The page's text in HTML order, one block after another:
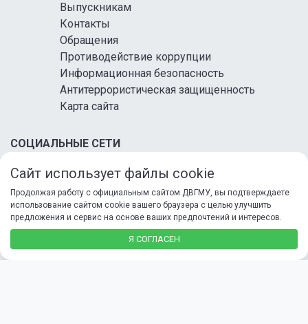
Выпускникам
Контакты
Обращения
Противодействие коррупции
Информационная безопасность
Антитеррористическая защищенность
Карта сайта
СОЦИАЛЬНЫЕ СЕТИ
© 2026 ФГБОУ ВО ДВГМУ Минздрава России
Сайт использует файлы cookie
Продолжая работу с официальным сайтом ДВГМУ, вы подтверждаете
использование сайтом cookie вашего браузера с целью улучшить
предложения и сервис на основе ваших предпочтений и интересов.
Я СОГЛАСЕН